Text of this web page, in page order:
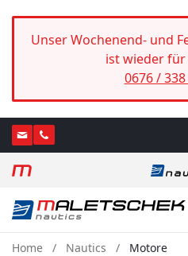
Unser Wochenend- und
ist wieder für
0676 /
Home Nautics Motore